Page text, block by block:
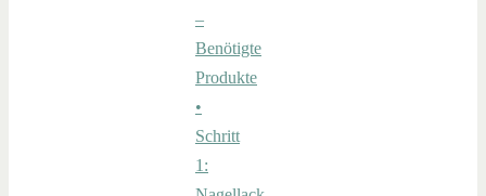
–
Benötigte
Produkte
•
Schritt
1: